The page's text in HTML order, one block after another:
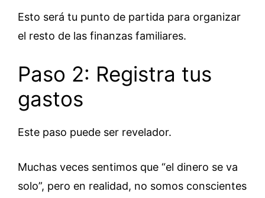
Esto será tu punto de partida para organizar
el resto de las finanzas familiares.
Paso 2: Registra tus
gastos
Este paso puede ser revelador.
Muchas veces sentimos que “el dinero se va
solo”, pero en realidad, no somos conscientes